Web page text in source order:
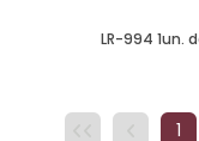
LR-994 1un.
1